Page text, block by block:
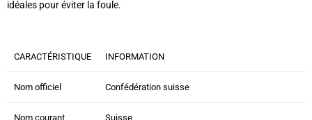
idéales pour éviter la foule.
CARACTÉRISTIQUE INFORMATION
Nom officiel Confédération suisse
Nom courant Suisse